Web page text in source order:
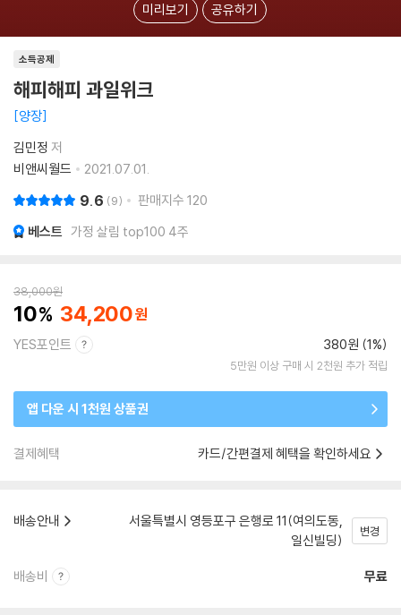
미리보기 공유하기
소득공제
해피해피 과일위크
양장
김민정 저
비앤씨월드
2021.07.01.
9.6 9 판매지수 120
베스트 가정 살림 top100 4주
38,000원
10 34,200
YES포인트 380원 (1%)
5만원 이상 구매 시 2천원 추가 적립
앱 다운 시 1천원 상품권
결제혜택 카드/간편결제 혜택을 확인하세요
배송안내
서울특별시 영등포구 은행로 11(여의도동,
일신빌딩)
변경
배송비 무료